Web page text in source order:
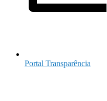
Portal Transparência